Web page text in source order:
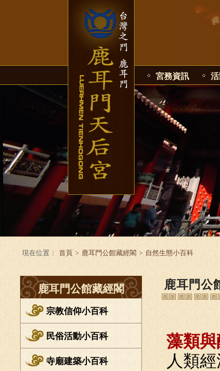
宮務資訊
現在位置： 首頁 > 鹿耳門公館藏經閣 > 自然生態小百科
鹿耳門公館藏經閣
宗教信仰小百科
民俗活動小百科
寺廟建築小百科
鹿耳門公
藻類
人類